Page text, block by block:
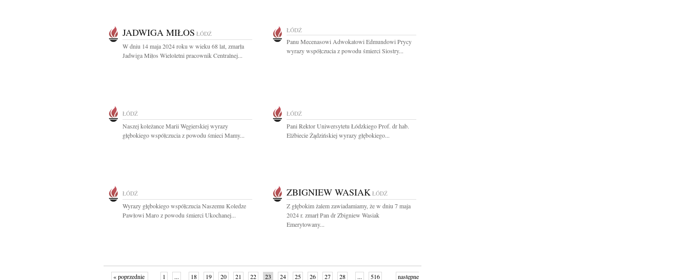
JADWIGA MIŁOS ŁÓDŹ
W dniu 14 maja 2024 roku w wieku 68 lat, zmarła
Jadwiga Miłos Wieloletni pracownik Centralnej...
ŁÓDŹ
Panu Mecenasowi Adwokatowi Edmundowi Prycy
wyrazy współczucia z powodu śmierci Siostry...
ŁÓDŹ
Naszej koleżance Marii Węgierskiej wyrazy
głębokiego współczucia z powodu śmieci Mamy...
ŁÓDŹ
Pani Rektor Uniwersytetu Łódzkiego Prof. dr hab.
Elżbiecie Żądzińskiej wyrazy głębokiego...
ŁÓDŹ
Wyrazy głębokiego współczucia Naszemu Koledze
Pawłowi Maro z powodu śmierci Ukochanej...
ZBIGNIEW WASIAK ŁÓDŹ
Z głębokim żalem zawiadamiamy, że w dniu 7 maja
2024 r. zmarł Pan dr Zbigniew Wasiak
Emerytowany...
« poprzednie 1 ... 18 19 20 21 22 23 24 25 26 27 28 ... 516 następne